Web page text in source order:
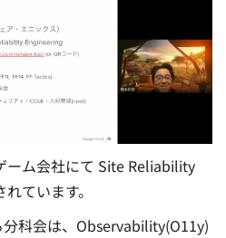
ーム会社にて Site Reliability
ています。
分科会は、Observability(O11y)